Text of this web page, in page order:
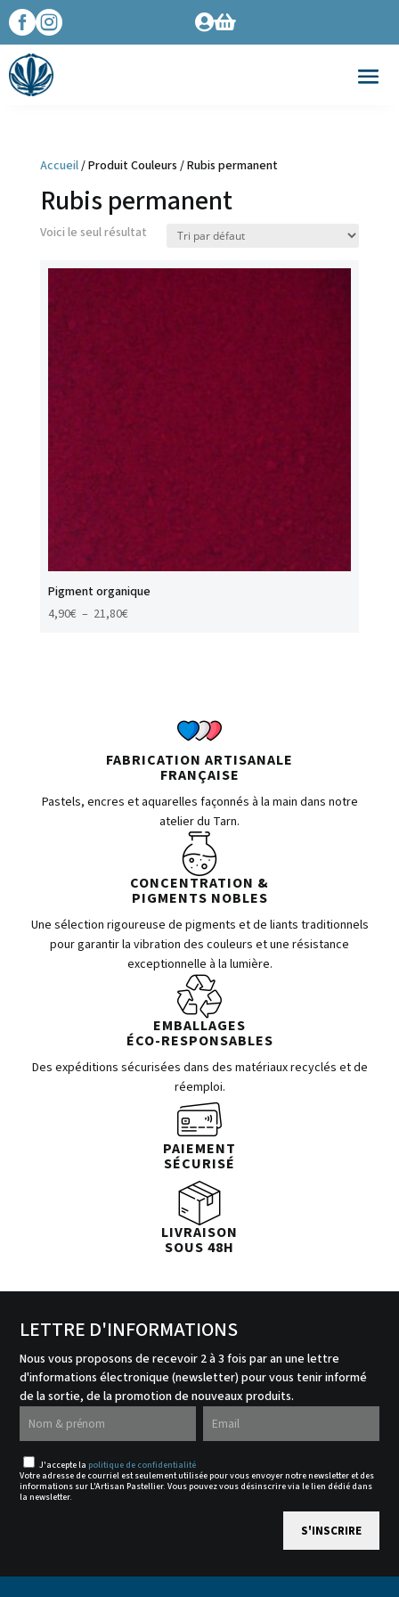
 
Accueil/ Produit Couleurs / Rubis permanent
Rubis permanent
Voici le seul résultat
Pigment organique
4,90€ – 21,80€Plage
FABRICATION ARTISANALE
FRANÇAISE
Pastels, encres et aquarelles façonnés à la main dans notre
atelier du Tarn.
CONCENTRATION &
PIGMENTS NOBLES
Une sélection rigoureuse de pigments et de liants traditionnels
pour garantir la vibration des couleurs et une résistance
exceptionnelle à la lumière.
EMBALLAGES
ÉCO-RESPONSABLES
Des expéditions sécurisées dans des matériaux recyclés et de
réemploi.
PAIEMENT
SÉCURISÉ
LIVRAISON
SOUS 48H
LETTRE D'INFORMATIONS
Nous vous proposons de recevoir 2 à 3 fois par an une lettre
d'informations électronique (newsletter) pour vous tenir informé
de la sortie, de la promotion de nouveaux produits.
J'accepte la politique de confidentialité
Votre adresse de courriel est seulement utilisée pour vous envoyer notre newsletter et des
informations sur L'Artisan Pastellier. Vous pouvez vous désinscrire via le lien dédié dans
la newsletter.